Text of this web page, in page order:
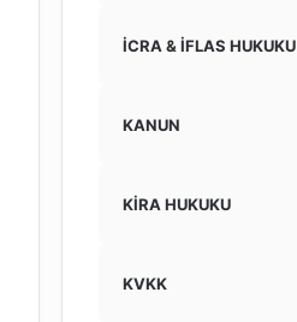
İCRA & İFLAS HUKUKU
KANUN
KİRA HUKUKU
KVKK